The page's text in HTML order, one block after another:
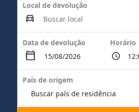
Local de devolução
Data de devolução Horário
País de origem